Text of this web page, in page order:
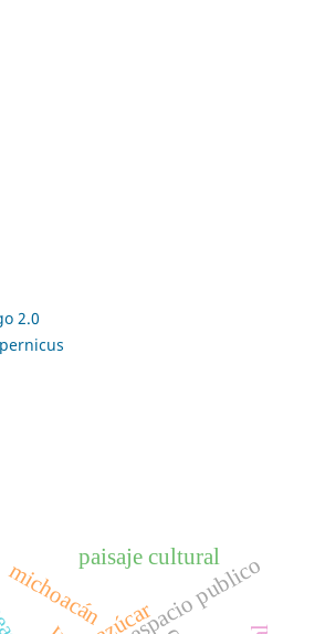
espacio publico
azúcar
michoacán
paisaje cultural